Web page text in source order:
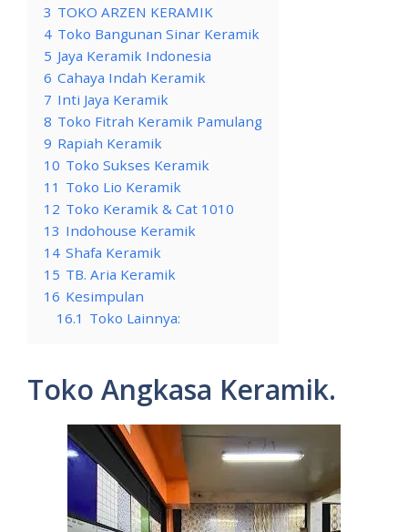
3 TOKO ARZEN KERAMIK
4 Toko Bangunan Sinar Keramik
5 Jaya Keramik Indonesia
6 Cahaya Indah Keramik
7 Inti Jaya Keramik
8 Toko Fitrah Keramik Pamulang
9 Rapiah Keramik
10 Toko Sukses Keramik
11 Toko Lio Keramik
12 Toko Keramik & Cat 1010
13 Indohouse Keramik
14 Shafa Keramik
15 TB. Aria Keramik
16 Kesimpulan
16.1 Toko Lainnya:
Toko Angkasa Keramik.